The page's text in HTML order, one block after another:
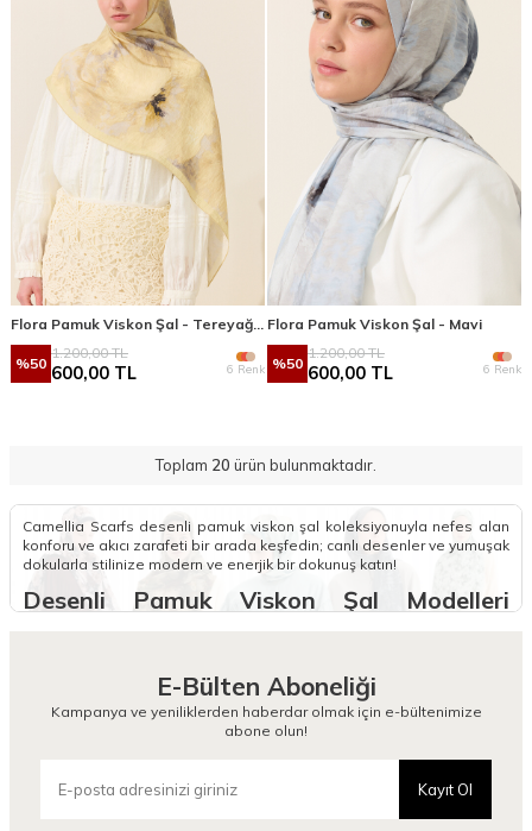
%50
1.200,00TL
600,00 TL 6 Renk
Flora Pamuk Viskon Şal - Mavi
%50
1.200,00TL
600,00 TL 6 Renk
Toplam 20 ürün bulunmaktadır.
Camellia Scarfs desenli pamuk viskon şal koleksiyonuyla nefes alan
konforu ve akıcı zarafeti bir arada keşfedin; canlı desenler ve yumuşak
dokularla stilinize modern ve enerjik bir dokunuş katın!
Desenli Pamuk Viskon Şal Modelleri
modelleri, pamuğun nefes alan yapısını viskonun zarif dökümüyle
birleştirerek gardırobunuzda konforlu bir estetik ritim oluşturur. Pamuk
viskon şal desenli tasarımlarımız, sanatsal motifleri ve canlı renk
geçişleriyle her mevsime uyum sağlayan bir stil imzası niteliğindedir.
Bu şallar, yumuşak dokusu sayesinde gün boyu rahat bir kullanım
bir tavır katarak görünümünüzü bir adım öteye taşır.
E-Bülten Aboneliği
Kampanya ve yeniliklerden haberdar olmak için e-bültenimize
abone olun!
Kayıt Ol